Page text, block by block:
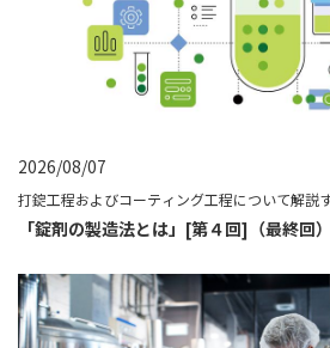
2026/08/07
打錠工程およびコーティング工程について解説
「錠剤の製造法とは」[第４回]（最終回）